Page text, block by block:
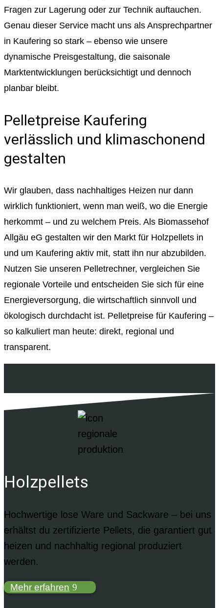
Fragen zur Lagerung oder zur Technik auftauchen.
Genau dieser Service macht uns als Ansprechpartner
in Kaufering so stark – ebenso wie unsere
dynamische Preisgestaltung, die saisonale
Marktentwicklungen berücksichtigt und dennoch
planbar bleibt.
Pelletpreise Kaufering
verlässlich und klimaschonend
gestalten
Wir glauben, dass nachhaltiges Heizen nur dann
wirklich funktioniert, wenn man weiß, wo die Energie
herkommt – und zu welchem Preis. Als Biomassehof
Allgäu eG gestalten wir den Markt für Holzpellets in
und um Kaufering aktiv mit, statt ihn nur abzubilden.
Nutzen Sie unseren Pelletrechner, vergleichen Sie
regionale Vorteile und entscheiden Sie sich für eine
Energieversorgung, die wirtschaftlich sinnvoll und
ökologisch durchdacht ist. Pelletpreise für Kaufering –
so kalkuliert man heute: direkt, regional und
transparent.
Holzpellets
Hochwertige lose Ware und Sackware – bei uns
erhältst du zertifizierte Pellets, die garantiert gut
heizen und nachhaltig regional produziert
werden.
Mehr erfahren